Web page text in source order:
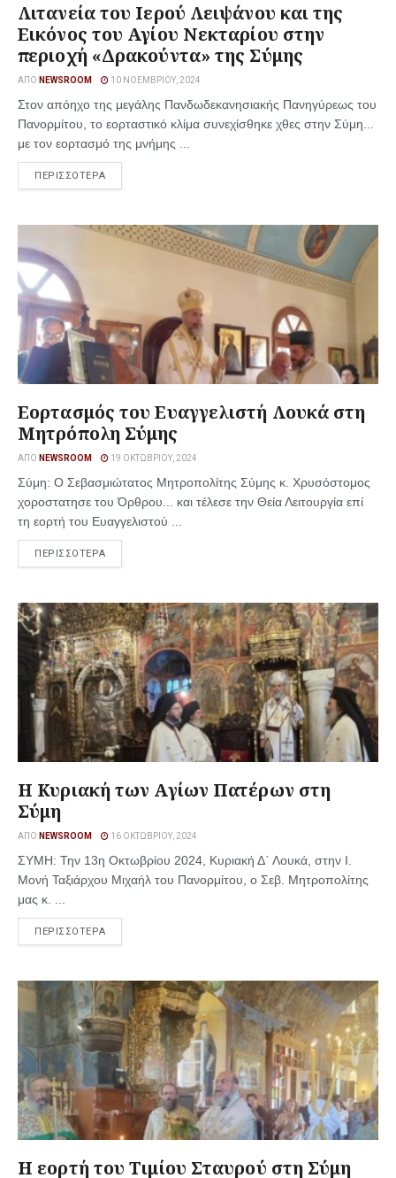
Λιτανεία του Ιερού Λειψάνου και της
Εικόνος του Αγίου Νεκταρίου στην
περιοχή «Δρακούντα» της Σύμης
ΑΠΌ NEWSROOM 10 ΝΟΕΜΒΡΊΟΥ, 2024
Στον απόηχο της μεγάλης Πανδωδεκανησιακής Πανηγύρεως του
Πανορμίτου, το εορταστικό κλίμα συνεχίσθηκε χθες στην Σύμη...
με τον εορτασμό της μνήμης ...
ΠΕΡΙΣΣΟΤΕΡΑ
Εορτασμός του Ευαγγελιστή Λουκά στη
Μητρόπολη Σύμης
ΑΠΌ NEWSROOM 19 ΟΚΤΩΒΡΊΟΥ, 2024
Σύμη: Ο Σεβασμιώτατος Μητροπολίτης Σύμης κ. Χρυσόστομος
χοροστατησε του Όρθρου... και τέλεσε την Θεία Λειτουργία επί
τη εορτή του Ευαγγελιστού ...
ΠΕΡΙΣΣΟΤΕΡΑ
Η Κυριακή των Αγίων Πατέρων στη
Σύμη
ΑΠΌ NEWSROOM 16 ΟΚΤΩΒΡΊΟΥ, 2024
ΣΥΜΗ: Την 13η Οκτωβρίου 2024, Κυριακή Δ΄ Λουκά, στην Ι.
Μονή Ταξιάρχου Μιχαήλ του Πανορμίτου, ο Σεβ. Μητροπολίτης
μας κ. ...
ΠΕΡΙΣΣΟΤΕΡΑ
Η εορτή του Τιμίου Σταυρού στη Σύμη